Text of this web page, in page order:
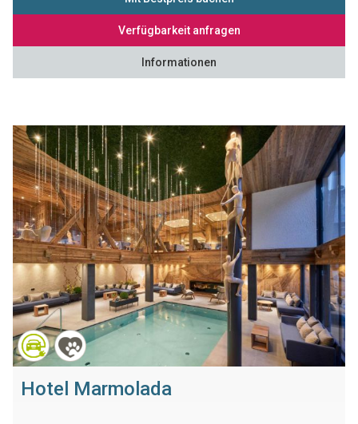
Verfügbarkeit anfragen
Informationen
Hotel Marmolada